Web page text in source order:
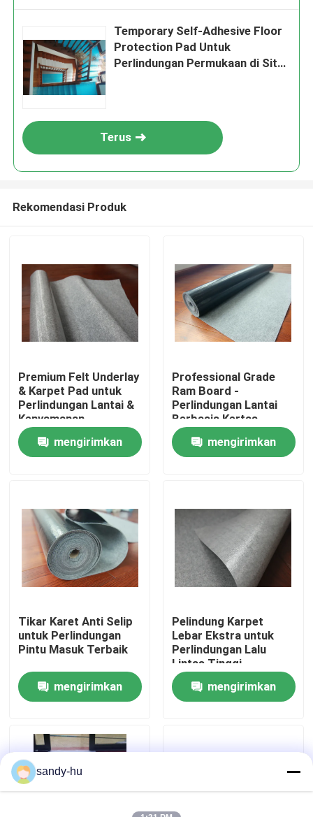
Rumah
Produk
Tur Pabrik
Kontrol Kualitas
Hubungi Kami
Berita
Pelindung Lantai
Temporary Self-Adhesive Floor
Protection Pad Untuk
Perlindungan Permukaan di Situs
Terus
Rekomendasi Produk
Premium Felt Underlay
& Karpet Pad untuk
Perlindungan Lantai &
Kenyamanan
mengirimkan
Professional Grade
Ram Board -
Perlindungan Lantai
Berbasis Kertas
mengirimkan
Tikar Karet Anti Selip
untuk Perlindungan
Pintu Masuk Terbaik
mengirimkan
Pelindung Karpet
Lebar Ekstra untuk
Perlindungan Lalu
Lintas Tinggi
mengirimkan
sandy-hu